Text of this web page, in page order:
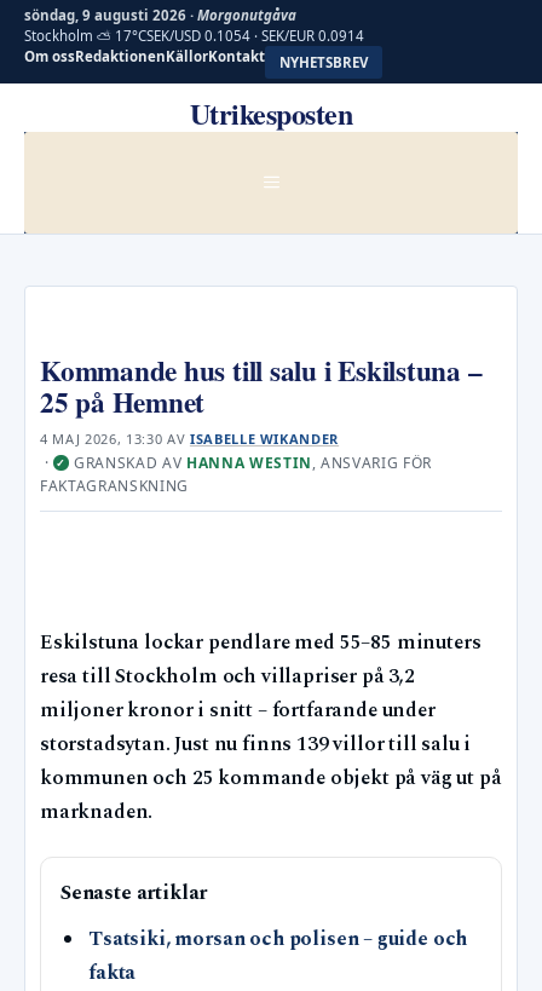
söndag, 9 augusti 2026 · Morgonutgåva
Stockholm ⛅ 17°CSEK/USD 0.1054 · SEK/EUR 0.0914
Om ossRedaktionenKällorKontakt NYHETSBREV
Utrikesposten
MENY
Kommande hus till salu i Eskilstuna –
25 på Hemnet
4 MAJ 2026, 13:30 AV ISABELLE WIKANDER
· ✓ GRANSKAD AV HANNA WESTIN, ANSVARIG FÖR
FAKTAGRANSKNING
Eskilstuna lockar pendlare med 55–85 minuters
resa till Stockholm och villapriser på 3,2
miljoner kronor i snitt – fortfarande under
storstadsytan. Just nu finns 139 villor till salu i
kommunen och 25 kommande objekt på väg ut på
marknaden.
Senaste artiklar
Tsatsiki, morsan och polisen – guide och
fakta